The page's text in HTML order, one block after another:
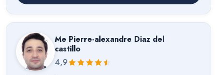
Me Pierre-alexandre Diaz del
castillo
4,9